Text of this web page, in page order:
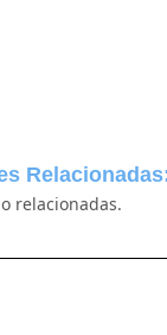
relacionadas.